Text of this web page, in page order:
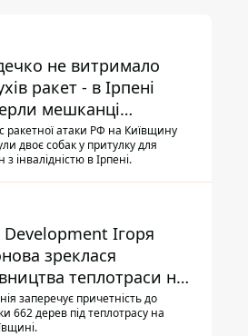
не витримало
ракет - в Ірпені
мешканці
для собак з
ракетної атаки РФ на Київщину
двоє собак у притулку для
з інвалідністю в Ірпені.
Development Ігоря
зреклася
теплотраси на
заперечує причетність до
662 дерев під теплотрасу на